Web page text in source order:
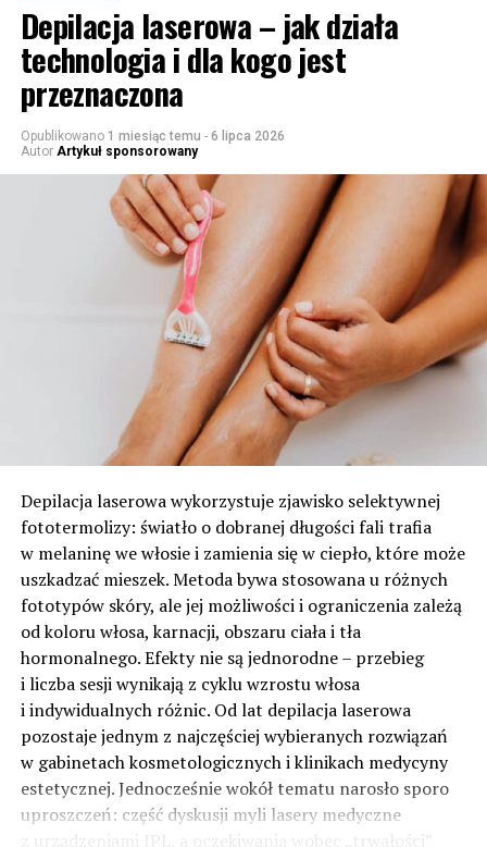
Depilacja laserowa – jak działa
technologia i dla kogo jest
przeznaczona
Opublikowano 1 miesiąc temu - 6 lipca 2026
Autor Artykuł sponsorowany
Depilacja laserowa wykorzystuje zjawisko selektywnej
fototermolizy: światło o dobranej długości fali trafia
w melaninę we włosie i zamienia się w ciepło, które może
uszkadzać mieszek. Metoda bywa stosowana u różnych
fototypów skóry, ale jej możliwości i ograniczenia zależą
od koloru włosa, karnacji, obszaru ciała i tła
hormonalnego. Efekty nie są jednorodne – przebieg
i liczba sesji wynikają z cyklu wzrostu włosa
i indywidualnych różnic. Od lat depilacja laserowa
pozostaje jednym z najczęściej wybieranych rozwiązań
w gabinetach kosmetologicznych i klinikach medycyny
estetycznej. Jednocześnie wokół tematu narosło sporo
uproszczeń: część dyskusji myli lasery medyczne